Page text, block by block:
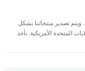
تصدير منتجاتنا بشكل
المتحدة الأمريكية. نأخذ